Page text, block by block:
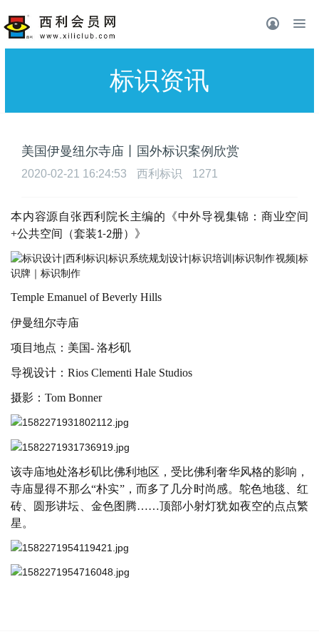
标识资讯
美国伊曼纽尔寺庙丨国外标识案例欣赏
2020-02-21 16:24:53 西利标识 1271
本内容源自张西利院长主编的《中外导视集锦：商业空间
+公共空间（套装1-2册）》
Temple Emanuel of Beverly Hills
伊曼纽尔寺庙
项目地点：美国- 洛杉矶
导视设计： Rios Clementi Hale Studios
摄影： Tom Bonner
该寺庙地处洛杉矶比佛利地区，受比佛利奢华风格的影响，
寺庙显得不那么“朴实”，而多了几分时尚感。鸵色地毯、红
砖、圆形讲坛、金色图腾……顶部小射灯犹如夜空的点点繁
星。